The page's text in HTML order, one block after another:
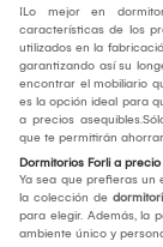
¡Lo mejor en
características de los
utilizados en la
garantizando así su
encontrar el mobiliario
es la opción ideal para
a precios
que te permitirán
Dormitorios Forli a
Ya sea que prefieras un
la colección de
para elegir. Además, la
ambiente único y